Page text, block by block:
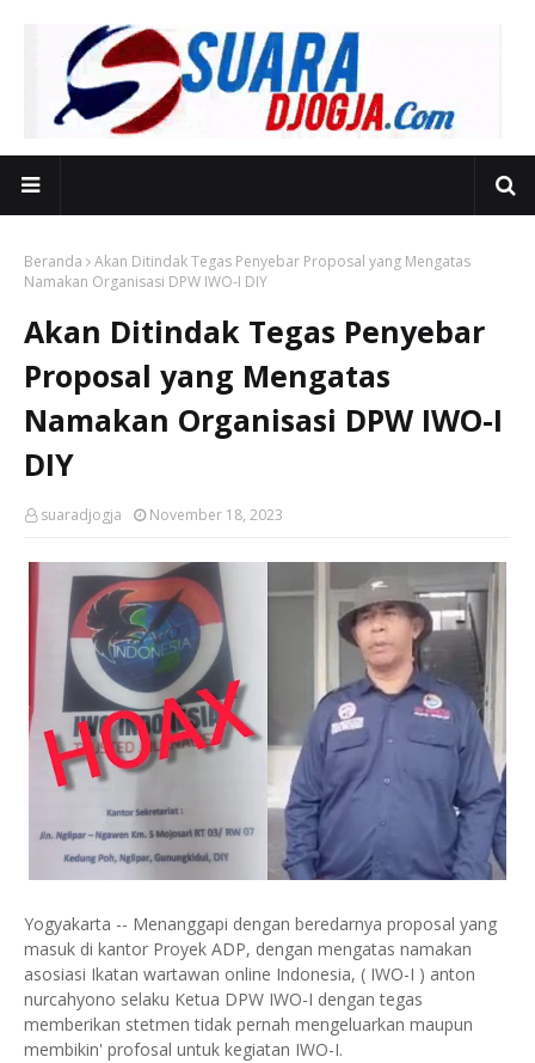
Beranda
Akan Ditindak Tegas Penyebar Proposal yang Mengatas
Namakan Organisasi DPW IWO-I DIY
Akan Ditindak Tegas Penyebar
Proposal yang Mengatas
Namakan Organisasi DPW IWO-I
DIY
suaradjogja November 18, 2023
Yogyakarta -- Menanggapi dengan beredarnya proposal yang
masuk di kantor Proyek ADP, dengan mengatas namakan
asosiasi Ikatan wartawan online Indonesia, ( IWO-I ) anton
nurcahyono selaku Ketua DPW IWO-I dengan tegas
memberikan stetmen tidak pernah mengeluarkan maupun
membikin' profosal untuk kegiatan IWO-I.